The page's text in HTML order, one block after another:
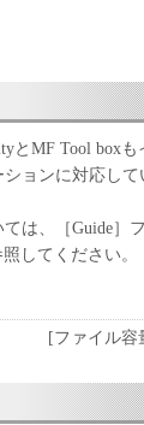
接続される複数
「本ソフトウェ
表示すること、
します。）する
た「指定機器」
コンピューター
すが、かかるコ
るとともに、そ
複製することが
キヤノンまたは
示たるとを問わ
ありません。
とMF Tool boxも
ョンに対応し
は、［Guide］
してください。
[ファイル容